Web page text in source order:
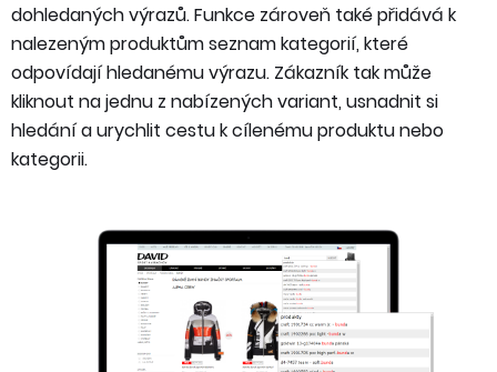
dohledaných výrazů. Funkce zároveň také přidává k
nalezeným produktům seznam kategorií, které
odpovídají hledanému výrazu. Zákazník tak může
kliknout na jednu z nabízených variant, usnadnit si
hledání a urychlit cestu k cílenému produktu nebo
kategorii.